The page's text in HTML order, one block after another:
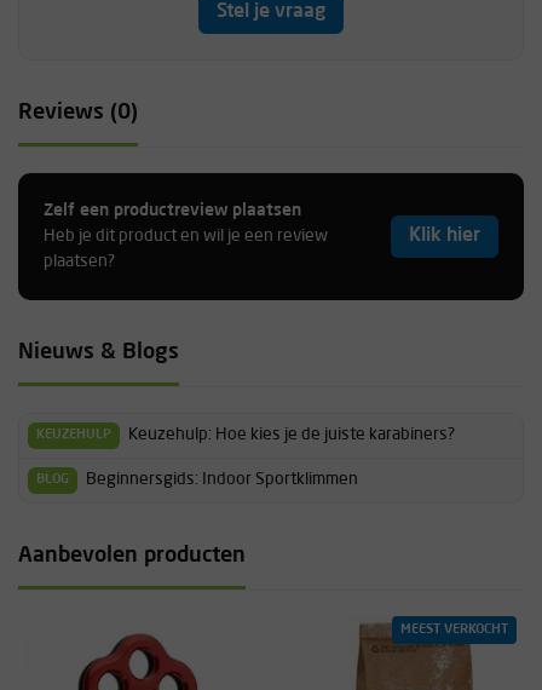
Stel je vraag
Reviews (0)
Zelf een productreview plaatsen
Heb je dit product en wil je een review
plaatsen?
Klik hier
Nieuws & Blogs
KEUZEHULP Keuzehulp: Hoe kies je de juiste karabiners?
BLOG Beginnersgids: Indoor Sportklimmen
Aanbevolen producten
MEEST VERKOCHT